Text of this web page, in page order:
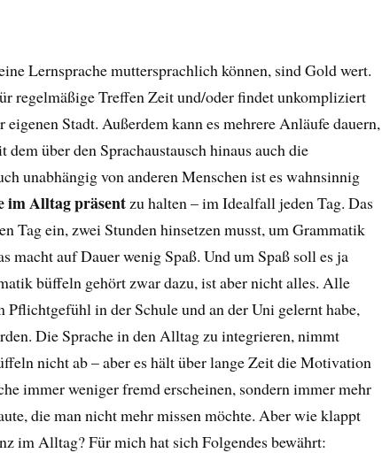
Lernsprache muttersprachlich können, sind Gold wert.
regelmäßige Treffen Zeit und/oder findet unkompliziert
Stadt. Außerdem kann es mehrere Anläufe dauern,
über den Sprachaustausch hinaus auch die
unabhängig von anderen Menschen ist es wahnsinnig
im Alltag präsent zu halten – im Idealfall jeden Tag. Das
Tag ein, zwei Stunden hinsetzen musst, um Grammatik
macht auf Dauer wenig Spaß. Und um Spaß soll es ja
büffeln gehört zwar dazu, ist aber nicht alles. Alle
Pflichtgefühl in der Schule und an der Uni gelernt habe,
Die Sprache in den Alltag zu integrieren, nimmt
nicht ab – aber es hält über lange Zeit die Motivation
immer weniger fremd erscheinen, sondern immer mehr
die man nicht mehr missen möchte. Aber wie klappt
im Alltag? Für mich hat sich Folgendes bewährt: